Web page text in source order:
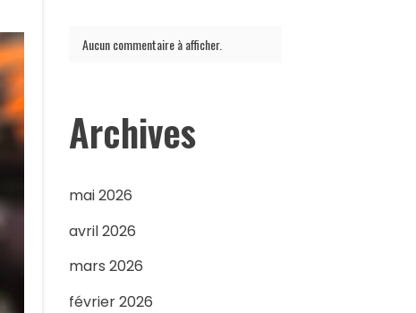
Aucun commentaire à afficher.
Archives
mai 2026
avril 2026
mars 2026
février 2026